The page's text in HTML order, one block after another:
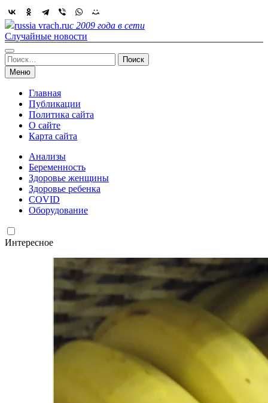
Skip
to
content
russia vrach.ruс 2009 года в сети
Случайные новости
Найти:
Меню
Главная
Публикации
Политика сайта
О сайте
Карта сайта
Анализы
Беременность
Здоровье женщины
Здоровье ребенка
COVID
Оборудование
Интересное